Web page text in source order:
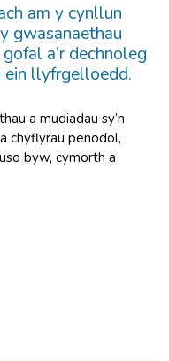
am y cynllun
gwasanaethau
a’r dechnoleg
llyfrgelloedd.
a mudiadau sy’n
chyflyrau penodol,
byw, cymorth a